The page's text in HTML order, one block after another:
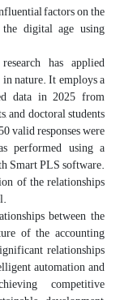
factors on the
digital age using
has applied
nature. It employs a
data in 2025 from
and doctoral students
valid responses were
performed using a
Smart PLS software.
of the relationships
between the
of the accounting
relationships
automation and
competitive